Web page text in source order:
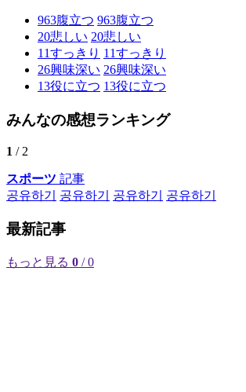
963腹立つ 963腹立つ
20悲しい 20悲しい
11すっきり 11すっきり
26興味深い 26興味深い
13役に立つ 13役に立つ
みんなの感想ランキング
1 / 2
スポーツ 記事
공유하기
공유하기 공유하기 공유하기
最新記事
もっと見る 0 / 0